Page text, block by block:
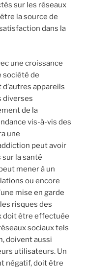
sur les réseaux
la source de
dans la
une croissance
société de
appareils
diverses
de la
vis-à-vis des
une
peut avoir
la santé
mener à un
ou encore
mise en garde
risques des
doit être effectuée
sociaux tels
doivent aussi
utilisateurs. Un
négatif, doit être